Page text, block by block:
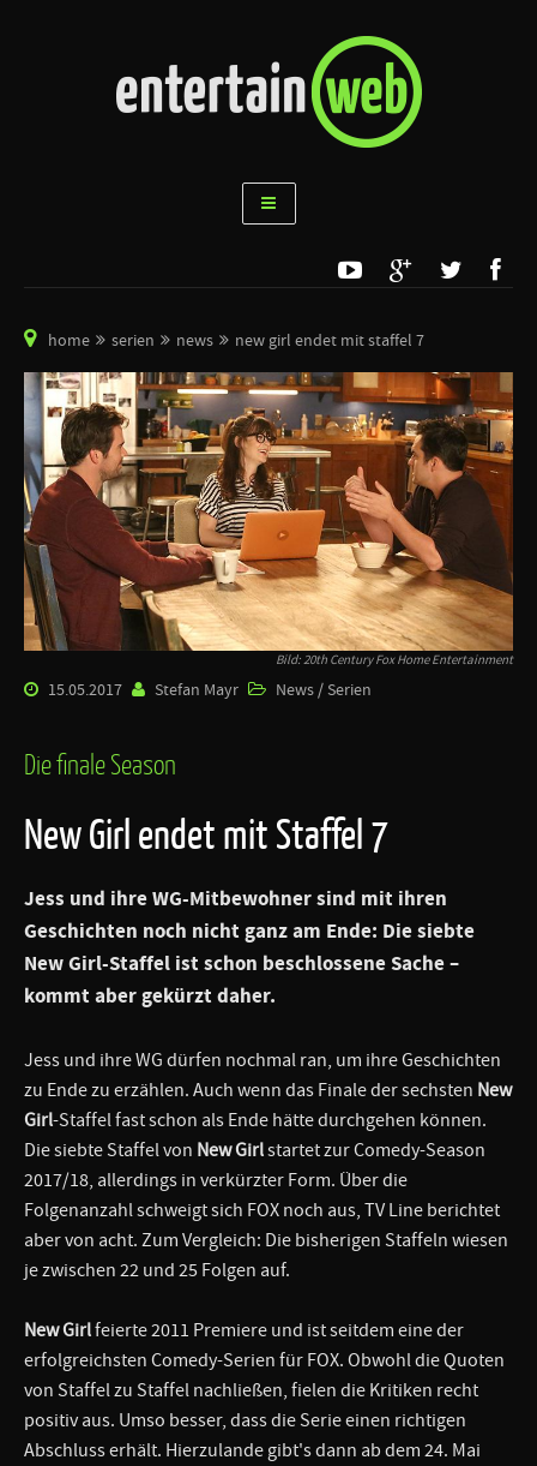
home serien news new girl endet mit staffel 7
Bild: 20th Century Fox Home Entertainment
15.05.2017 Stefan Mayr News / Serien
Die finale Season
New Girl endet mit Staffel 7
Jess und ihre WG-Mitbewohner sind mit ihren
Geschichten noch nicht ganz am Ende: Die siebte
New Girl-Staffel ist schon beschlossene Sache –
kommt aber gekürzt daher.
Jess und ihre WG dürfen nochmal ran, um ihre Geschichten
zu Ende zu erzählen. Auch wenn das Finale der sechsten New
Girl-Staffel fast schon als Ende hätte durchgehen können.
Die siebte Staffel von New Girlstartet zur Comedy-Season
2017/18, allerdings in verkürzter Form. Über die
Folgenanzahl schweigt sich FOX noch aus, TV Line berichtet
aber von acht. Zum Vergleich: Die bisherigen Staffeln wiesen
je zwischen 22 und 25 Folgen auf.
New Girlfeierte 2011 Premiere und ist seitdem eine der
erfolgreichsten Comedy-Serien für FOX. Obwohl die Quoten
von Staffel zu Staffel nachließen, fielen die Kritiken recht
positiv aus. Umso besser, dass die Serie einen richtigen
Abschluss erhält. Hierzulande gibt's dann ab dem 24. Mai